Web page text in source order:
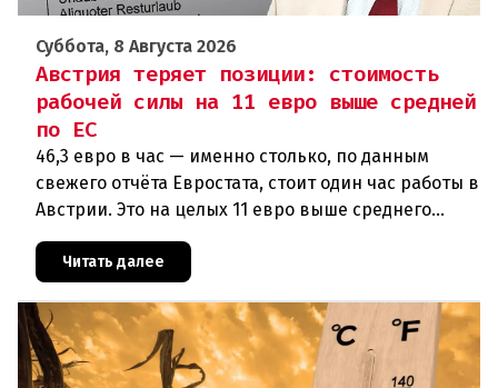
Суббота, 8 Августа 2026
Австрия теряет позиции: стоимость
рабочей силы на 11 евро выше средней
по ЕС
46,3 евро в час — именно столько, по данным
свежего отчёта Евростата, стоит один час работы в
Австрии. Это на целых 11 евро выше среднего
показателя по ЕС (34,9 евро). Особенно наглядно
конкурентное о
Читать далее